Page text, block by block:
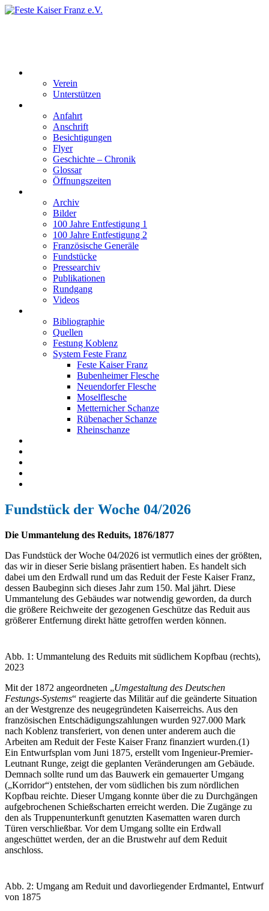
Verein
Unterstützen
Anfahrt
Anschrift
Besichtigungen
Flyer
Geschichte – Chronik
Glossar
Öffnungszeiten
Archiv
Bilder
100 Jahre Entfestigung 1
100 Jahre Entfestigung 2
Französische Generäle
Fundstücke
Pressearchiv
Publikationen
Rundgang
Videos
Bibliographie
Quellen
Festung Koblenz
System Feste Franz
Feste Kaiser Franz
Bubenheimer Flesche
Neuendorfer Flesche
Moselflesche
Metternicher Schanze
Rübenacher Schanze
Rheinschanze
Fundstück der Woche 04/2026
Die Ummantelung des Reduits, 1876/1877
Das Fundstück der Woche 04/2026 ist vermutlich eines der größten,
das wir in dieser Serie bislang präsentiert haben. Es handelt sich
dabei um den Erdwall rund um das Reduit der Feste Kaiser Franz,
dessen Baubeginn sich dieses Jahr zum 150. Mal jährt. Diese
Ummantelung des Gebäudes war notwendig geworden, da durch
die größere Reichweite der gezogenen Geschütze das Reduit aus
größerer Entfernung direkt hätte getroffen werden können.
Abb. 1: Ummantelung des Reduits mit südlichem Kopfbau (rechts),
2023
Mit der 1872 angeordneten „Umgestaltung des Deutschen
Festungs-Systems“ reagierte das Militär auf die geänderte Situation
an der Westgrenze des neugegründeten Kaiserreichs. Aus den
französischen Entschädigungszahlungen wurden 927.000 Mark
nach Koblenz transferiert, von denen unter anderem auch die
Arbeiten am Reduit der Feste Kaiser Franz finanziert wurden.(1)
Ein Entwurfsplan vom Juni 1875, erstellt vom Ingenieur-Premier-
Leutnant Runge, zeigt die geplanten Veränderungen am Gebäude.
Demnach sollte rund um das Bauwerk ein gemauerter Umgang
(„Korridor“) entstehen, der vom südlichen bis zum nördlichen
Kopfbau reichte. Dieser Umgang konnte über die zu Durchgängen
aufgebrochenen Schießscharten erreicht werden. Die Zugänge zu
den als Truppenunterkunft genutzten Kasematten waren durch
Türen verschließbar. Vor dem Umgang sollte ein Erdwall
angeschüttet werden, der an die Brustwehr auf dem Reduit
anschloss.
Abb. 2: Umgang am Reduit und davorliegender Erdmantel, Entwurf
von 1875